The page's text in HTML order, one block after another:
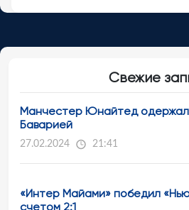
Свежие
Манчестер Юнайтед
Баварией
27.02.2024 21:41
«Интер Майами» победил
счетом 2:1